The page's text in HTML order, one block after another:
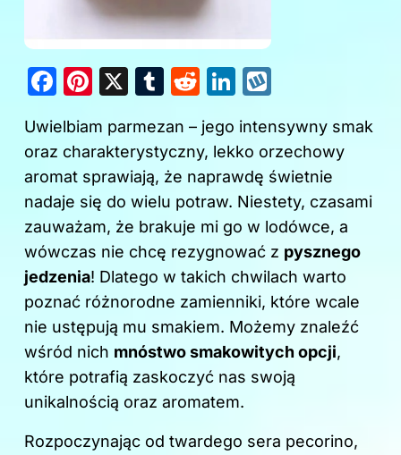
F
c
e
b
o
o
k
Pi
er
e
st
X
T
m
bl
r
R
d
di
t
Li
k
e
dI
n
k
o
p
Uwielbiam parmezan – jego intensywny smak
oraz charakterystyczny, lekko orzechowy
aromat sprawiają, że naprawdę świetnie
nadaje się do wielu potraw. Niestety, czasami
zauważam, że brakuje mi go w lodówce, a
wówczas nie chcę rezygnować z pysznego
jedzenia! Dlatego w takich chwilach warto
poznać różnorodne zamienniki, które wcale
nie ustępują mu smakiem. Możemy znaleźć
wśród nich mnóstwo smakowitych opcji,
które potrafią zaskoczyć nas swoją
unikalnością oraz aromatem.
Rozpoczynając od twardego sera pecorino,